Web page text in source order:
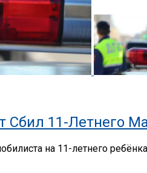
Сбил 11-Летнего
на 11-летнего